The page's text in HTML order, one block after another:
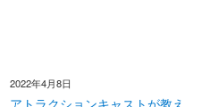
2022年4月8日
アトラクションキャストが教え